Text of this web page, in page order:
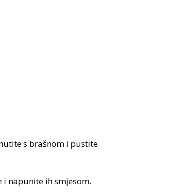
s brašnom i pustite
i napunite ih smjesom.